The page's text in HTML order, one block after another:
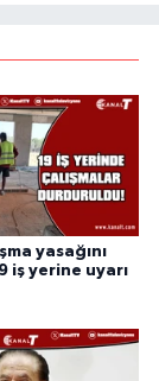
yasağını
iş yerine uyarı